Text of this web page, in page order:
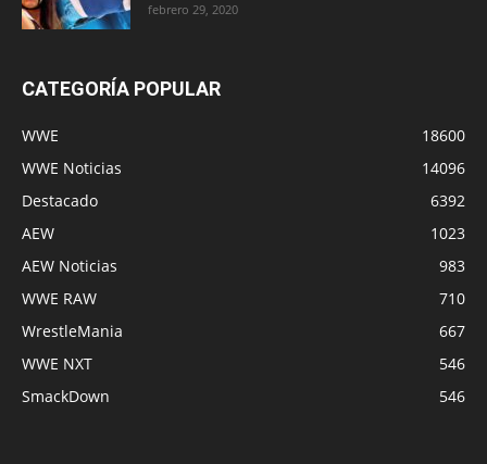
febrero 29, 2020
CATEGORÍA POPULAR
WWE
18600
WWE Noticias
14096
Destacado
6392
AEW
1023
AEW Noticias
983
WWE RAW
710
WrestleMania
667
WWE NXT
546
SmackDown
546